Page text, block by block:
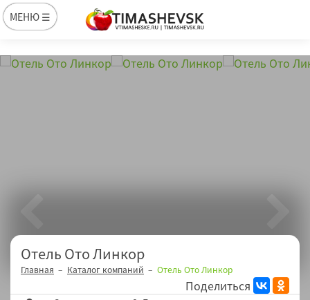
МЕНЮ ☰
Отель Ото Линкор
Главная Каталог компаний Отель Ото Линкор
Поделиться